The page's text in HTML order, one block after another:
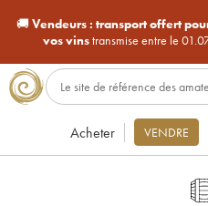
🚚Vendeurs : transport offert
vos vinstransmise entre le
Acheter VENDRE